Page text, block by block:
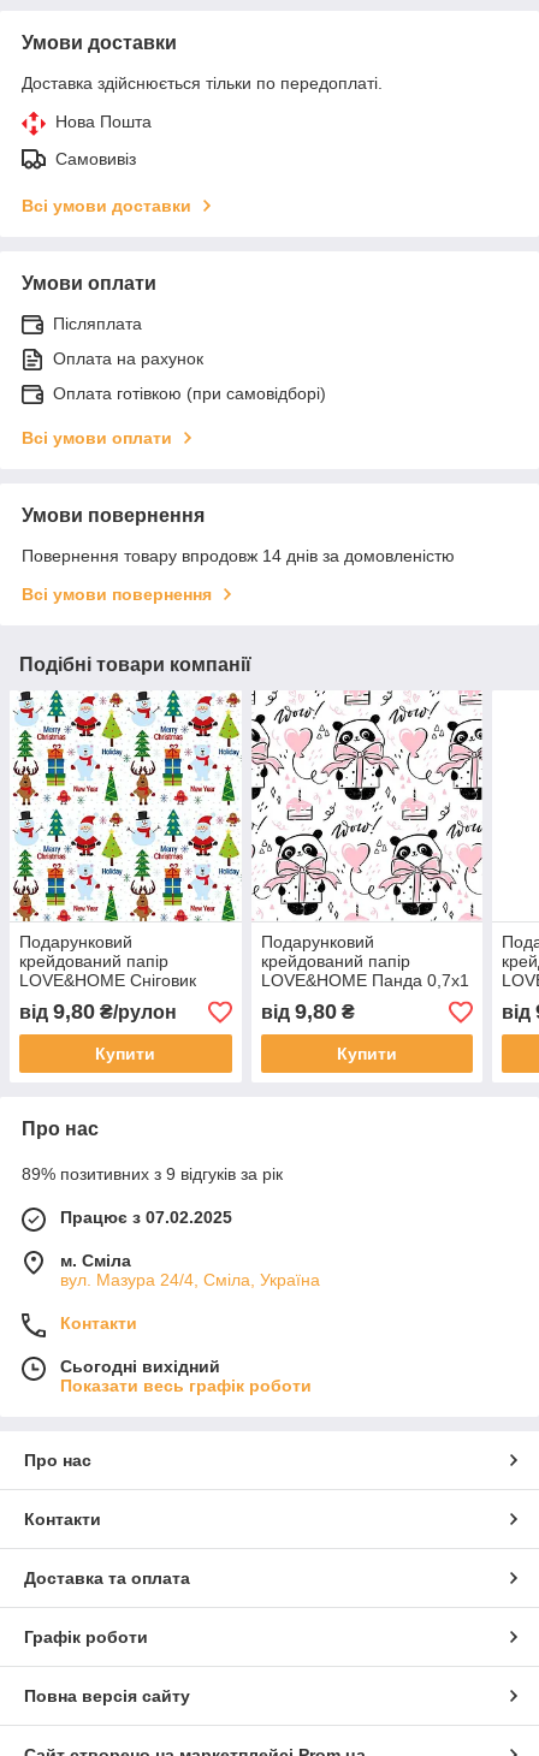
Умови доставки
Доставка здійснюється тільки по передоплаті.
Нова Пошта
Самовивіз
Всі умови доставки
Умови оплати
Післяплата
Оплата на рахунок
Оплата готівкою (при самовідборі)
Всі умови оплати
Умови повернення
Повернення товару впродовж 14 днів за домовленістю
Всі умови повернення
Подібні товари компанії
Подарунковий
крейдований папір
LOVE&HOME Сніговик
0,7х1 м 70 г/м²
(1PAPPR09)
від 9,80 ₴/рулон
Купити
Подарунковий
крейдований папір
LOVE&HOME Панда 0,7х1
м 70 г/м² (1PAPPR98)
від 9,80₴
Купити
м
від
Про нас
89% позитивних з 9 відгуків за рік
Працює з 07.02.2025
м. Сміла
вул. Мазура 24/4, Сміла, Україна
Контакти
Сьогодні вихідний
Показати весь графік роботи
Про нас
Контакти
Доставка та оплата
Графік роботи
Повна версія сайту